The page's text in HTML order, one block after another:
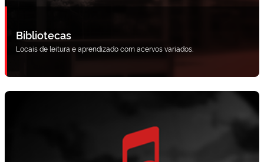
Bibliotecas
Locais de leitura e aprendizado com acervos variados.